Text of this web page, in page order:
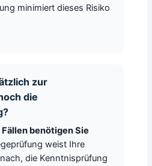
minimiert dieses Risiko
zur
die
benötigen Sie
weist Ihre
die Kenntnisprüfung